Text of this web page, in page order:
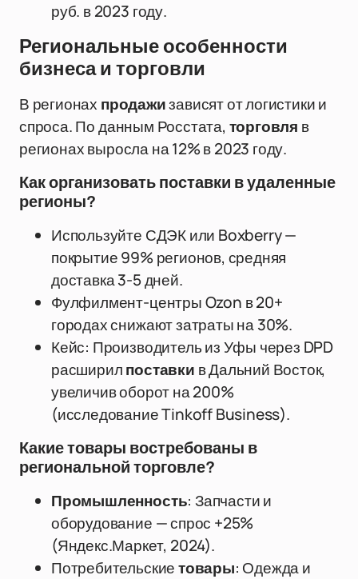
руб. в 2023 году.
Региональные особенности
бизнеса и торговли
В регионах продажизависят от логистики и
спроса. По данным Росстата, торговля в
регионах выросла на 12% в 2023 году.
Как организовать поставки в удаленные
регионы?
Используйте СДЭК или Boxberry —
покрытие 99% регионов, средняя
доставка 3-5 дней.
Фулфилмент-центры Ozon в 20+
городах снижают затраты на 30%.
Кейс: Производитель из Уфы через DPD
расширилпоставки в Дальний Восток,
увеличив оборот на 200%
(исследование Tinkoff Business).
Какие товары востребованы в
региональной торговле?
Промышленность: Запчасти и
оборудование — спрос +25%
(Яндекс.Маркет, 2024).
Потребительскиетовары: Одежда и